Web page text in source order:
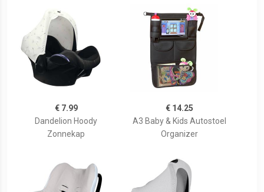
€ 7.99
Dandelion Hoody
Zonnekap
€ 14.25
A3 Baby & Kids Autostoel
Organizer